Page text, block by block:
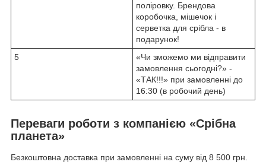
поліровку. Брендова
коробочка, мішечок і
серветка для срібла - в
подарунок!
5
«Чи зможемо ми відправити
замовлення сьогодні?» -
«ТАК!!!» при замовленні до
16:30 (в робочий день)
Переваги роботи з компанією «Срібна
планета»
Безкоштовна доставка при замовленні на суму від 8 500 грн.